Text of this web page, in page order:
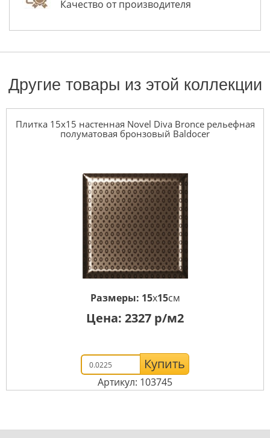
Качество от производителя
Другие товары из этой коллекции
Плитка 15x15 настенная Novel Diva Bronce рельефная
полуматовая бронзовый Baldocer
Размеры: 15x15см
Цена: 2327 р/м2
Купить
Артикул: 103745